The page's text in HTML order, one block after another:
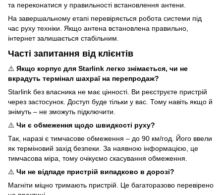
та переконатися у правильності встановлення антени.
На завершальному етапі перевіряється робота системи під
час руху техніки. Якщо антена встановлена правильно,
інтернет залишається стабільним.
Часті запитання від клієнтів
⚠️ Якщо корпус для Starlink легко знімається, чи не
вкрадуть термінал шахраї на перепродаж?
Starlink без власника не має цінності. Ви реєструєте пристрій
через застосунок. Доступ буде тільки у вас. Тому навіть якщо й
знімуть – не зможуть підключити.
⚠️ Чи є обмеження щодо швидкості руху?
Так, наразі є тимчасове обмеження – до 90 км/год. Його ввели
як терміновий захід безпеки. За наявною інформацією, це
тимчасова міра, тому очікуємо скасування обмеження.
⚠️ Чи не відпаде пристрій випадково в дорозі?
Магніти міцно тримають пристрій. Це багаторазово перевірено